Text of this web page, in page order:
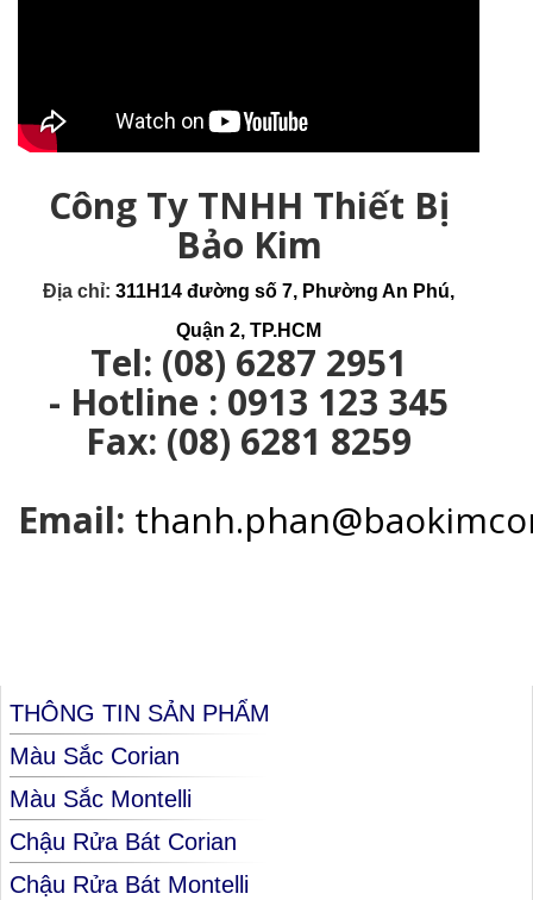
Công Ty TNHH Thiết Bị
Bảo Kim
Địa chỉ: 311H14 đường số 7, Phường An Phú,
Quận 2, TP.HCM
Tel: (08) 6287 2951
- Hotline : 0913 123 345
Fax: (08) 6281 8259
Email:
THÔNG TIN SẢN PHẨM
Màu Sắc Corian
Màu Sắc Montelli
Chậu Rửa Bát Corian
Chậu Rửa Bát Montelli